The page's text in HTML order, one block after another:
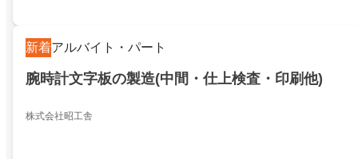
新着アルバイト・パート
腕時計文字板の製造(中間・仕上検査・印刷他)
株式会社昭工舎